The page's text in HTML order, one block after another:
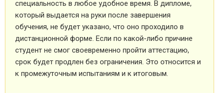
специальность в любое удобное время. В дипломе,
который выдается на руки после завершения
обучения, не будет указано, что оно проходило в
дистанционной форме. Если по какой-либо причине
студент не смог своевременно пройти аттестацию,
срок будет продлен без ограничения. Это относится и
к промежуточным испытаниям и к итоговым.